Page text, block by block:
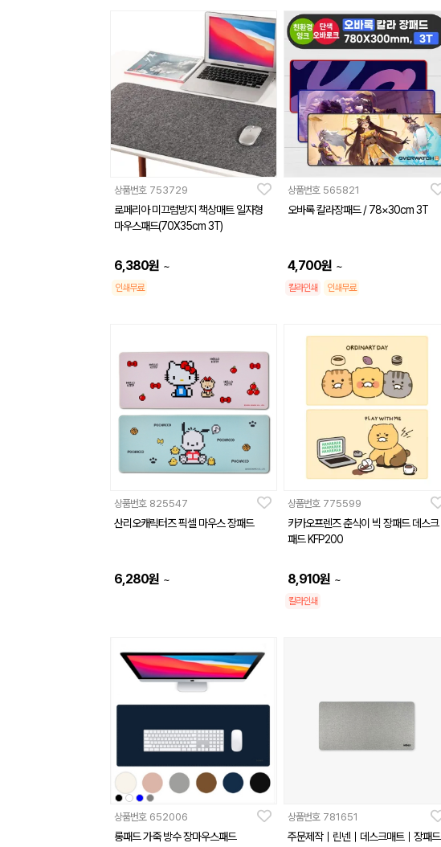
상품번호 753729
로페리아 미끄럼방지 책상매트 일자형
마우스패드(70X35cm 3T)
6,380원 ~
인쇄무료
상품번호 565821
오바록 칼라장패드 / 78×30cm 3T
4,700원 ~
칼라인쇄 인쇄무료
상품번호 825547
산리오캐릭터즈 픽셀 마우스 장패드
6,280원 ~
상품번호 775599
카카오프렌즈 춘식이 빅 장패드 데스크
패드 KFP200
8,910원 ~
칼라인쇄
상품번호 652006
롱패드 가죽 방수 장마우스패드
상품번호 781651
주문제작｜린넨｜데스크매트｜장패드